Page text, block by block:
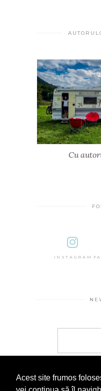
Cu
INSTAGRAM
Acest site frumos